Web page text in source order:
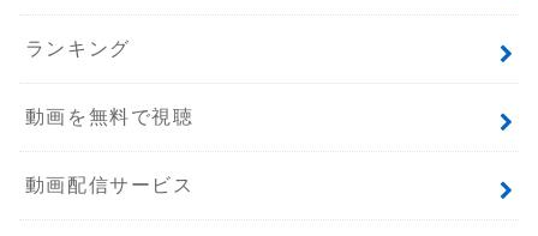
ランキング
動画を無料で視聴
動画配信サービス